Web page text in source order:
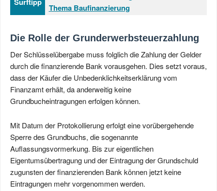
Thema Baufinanzierung
Die Rolle der Grunderwerbsteuerzahlung
Der Schlüsselübergabe muss folglich die Zahlung der Gelder
durch die finanzierende Bank vorausgehen. Dies setzt voraus,
dass der Käufer die Unbedenklichkeitserklärung vom
Finanzamt erhält, da anderweitig keine
Grundbucheintragungen erfolgen können.
Mit Datum der Protokollierung erfolgt eine vorübergehende
Sperre des Grundbuchs, die sogenannte
Auflassungsvormerkung. Bis zur eigentlichen
Eigentumsübertragung und der Eintragung der Grundschuld
zugunsten der finanzierenden Bank können jetzt keine
Eintragungen mehr vorgenommen werden.